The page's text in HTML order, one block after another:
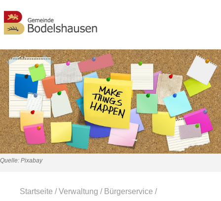
Quelle: Pixabay
Startseite /Verwaltung / Bürgerservice /